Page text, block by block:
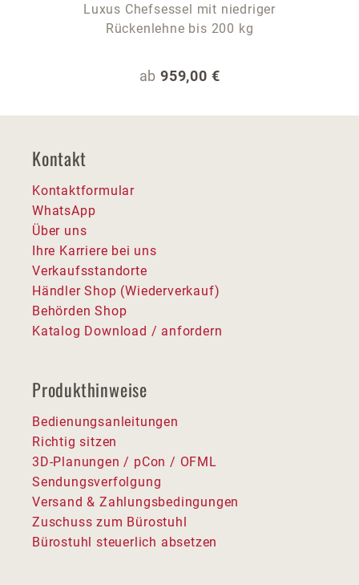
Luxus Chefsessel mit niedriger
Rückenlehne bis 200 kg
Regulärer Preis:
ab 959,00 €
Kontakt
Kontaktformular
WhatsApp
Über uns
Ihre Karriere bei uns
Verkaufsstandorte
Händler Shop (Wiederverkauf)
Behörden Shop
Katalog Download / anfordern
Produkthinweise
Bedienungsanleitungen
Richtig sitzen
3D-Planungen / pCon / OFML
Sendungsverfolgung
Versand & Zahlungsbedingungen
Zuschuss zum Bürostuhl
Bürostuhl steuerlich absetzen